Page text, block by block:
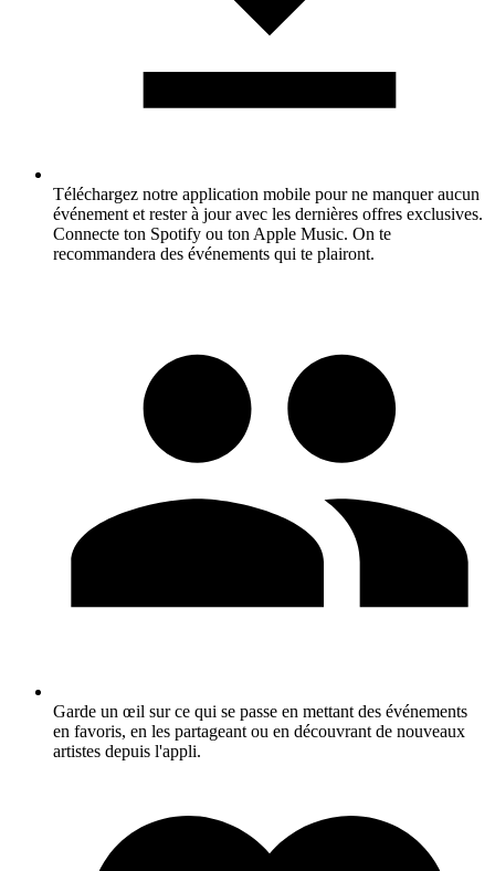
Téléchargez notre application mobile pour ne manquer aucun
événement et rester à jour avec les dernières offres exclusives.
Connecte ton Spotify ou ton Apple Music. On te
recommandera des événements qui te plairont.
Garde un œil sur ce qui se passe en mettant des événements
en favoris, en les partageant ou en découvrant de nouveaux
artistes depuis l'appli.